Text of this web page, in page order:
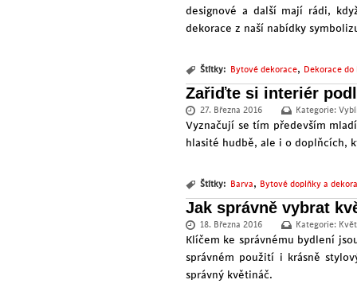
designové a další mají rádi,
dekorace z naší nabídky
Štítky: Bytové dekorace, Dekorace do
Zařiďte si interiér
27. Března 2016 Kategorie:
Vyznačují se tím především
hlasité hudbě, ale i o doplňcích,
Štítky: Barva, Bytové doplňky a
Jak správně vybrat
18. Března 2016 Kategorie:
Klíčem ke správnému bydlení
správném použití i krásně
správný květináč.